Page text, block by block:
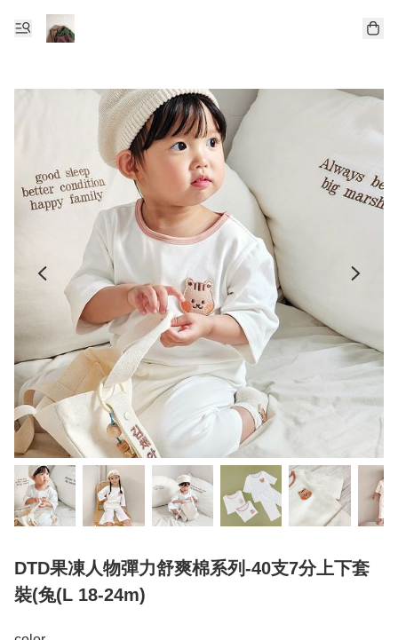
DTD果凍人物彈力舒爽棉系列-40支7分上下套
裝(兔(L 18-24m)